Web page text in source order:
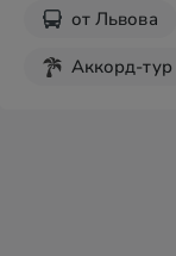
от Львова
Аккорд-тур